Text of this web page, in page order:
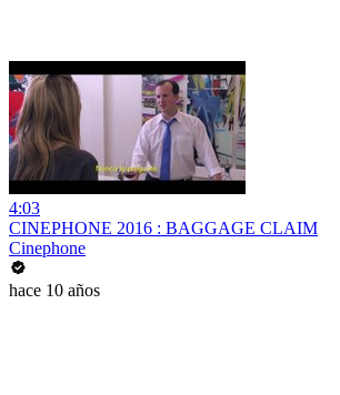
4:03
CINEPHONE 2016 : BAGGAGE CLAIM
Cinephone
hace 10 años